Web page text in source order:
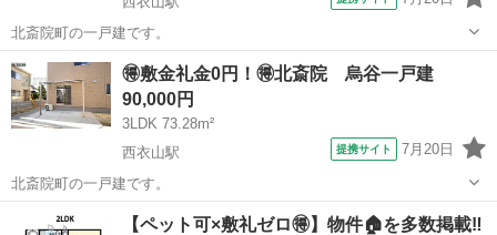
北斎院町の一戸建です。
愛媛 松山市 西衣山駅 一戸建て
🉐敷金礼金0円！🉐北斎院 烏谷一戸建
90,000円
3LDK 73.28m²
西衣山駅
提携サイト 7月20日
北斎院町の一戸建です。
西衣山駅 一戸建て
【ペット可×敷礼ゼロ🉐】物件🏠を多数掲載‼️